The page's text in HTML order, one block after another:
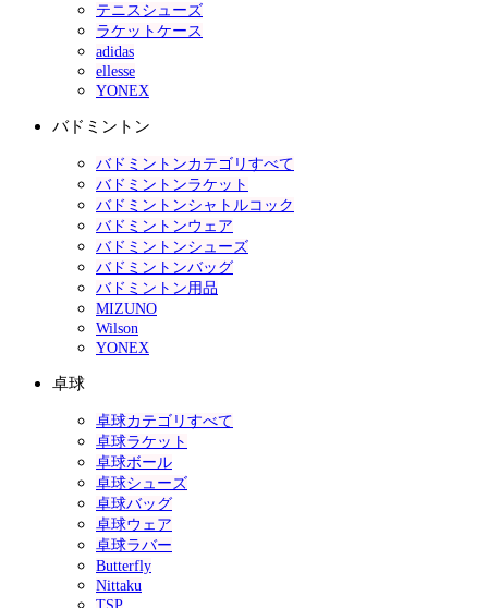
テニスシューズ
ラケットケース
adidas
ellesse
YONEX
バドミントン
バドミントンカテゴリすべて
バドミントンラケット
バドミントンシャトルコック
バドミントンウェア
バドミントンシューズ
バドミントンバッグ
バドミントン用品
MIZUNO
Wilson
YONEX
卓球
卓球カテゴリすべて
卓球ラケット
卓球ボール
卓球シューズ
卓球バッグ
卓球ウェア
卓球ラバー
Butterfly
Nittaku